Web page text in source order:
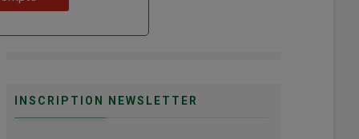
INSCRIPTION NEWSLETTER